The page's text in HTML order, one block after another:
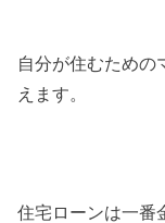
自分が住むための
えます。
住宅ローンは一番